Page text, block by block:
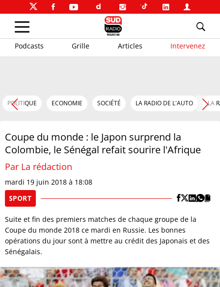
Podcasts Grille Articles Intervenez
POLITIQUE ECONOMIE SOCIÉTÉ LA RADIO DE L'AUTO LA
Coupe du monde : le Japon surprend la
Colombie, le Sénégal refait sourire l'Afrique
Par La rédaction
mardi 19 juin 2018 à 18:08
SPORT
Suite et fin des premiers matches de chaque groupe de la
Coupe du monde 2018 ce mardi en Russie. Les bonnes
opérations du jour sont à mettre au crédit des Japonais et des
Sénégalais.